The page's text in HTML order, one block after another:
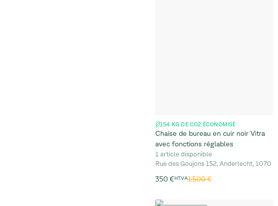
154 KG DE CO2 ÉCONOMISÉ
Chaise de bureau en cuir noir Vitra
avec fonctions réglables
1 article disponible
Rue des Goujons 152, Anderlecht, 1070
350 €HTVA1 500 €